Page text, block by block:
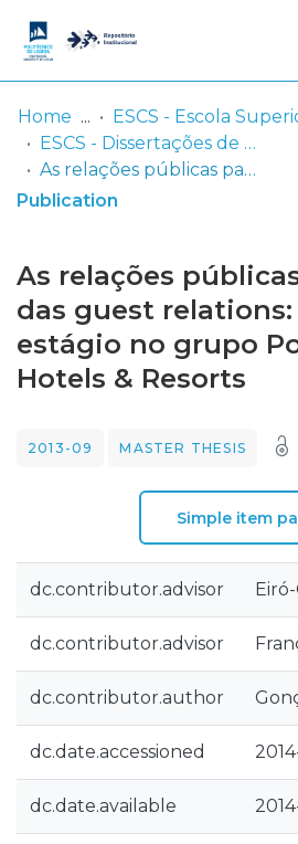
Communities
& Collections
Statistics
Log
In
Home
ESCS - Dissertações de Mestrado
As relações públicas para além das guest relations: relatório de estágio no grupo Porto Bay Hotels & Resorts
Publication
As relações
das guest
estágio no grupo
Hotels & Resorts
2013-09 MASTER THESIS
Simple item
dc.contributor.advisor
dc.contributor.advisor
dc.contributor.author
dc.date.accessioned
dc.date.available